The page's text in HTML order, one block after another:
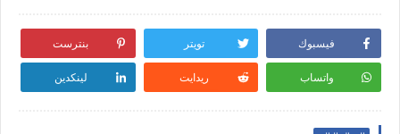
فيسبوك تويتر بنترست
واتساب ريدايت لينكدين